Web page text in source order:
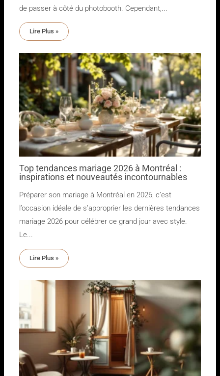
de passer à côté du photobooth. Cependant,...
Lire Plus »
Top tendances mariage 2026 à Montréal :
inspirations et nouveautés incontournables
Préparer son mariage à Montréal en 2026, c’est
l’occasion idéale de s’approprier les dernières tendances
mariage 2026 pour célébrer ce grand jour avec style.
Le...
Lire Plus »